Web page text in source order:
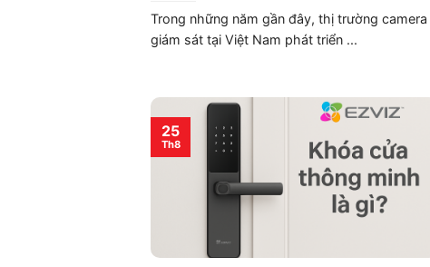
Trong những năm gần đây, thị trường camera
giám sát tại Việt Nam phát triển ...
25
Th8